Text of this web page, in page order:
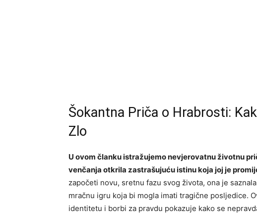
Šokantna Priča o Hrabrosti:
Zlo
U ovom članku istražujemo nevjerovatnu životnu
venčanja otkrila zastrašujuću istinu koja joj je
započeti novu, sretnu fazu svog života, ona je
mračnu igru koja bi mogla imati tragične posljedice.
identitetu i borbi za pravdu pokazuje kako se